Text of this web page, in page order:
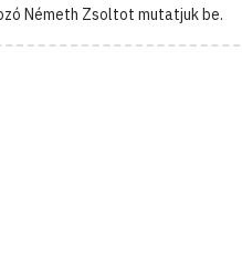
Németh Zsoltot mutatjuk be.